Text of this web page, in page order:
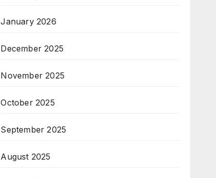
January 2026
December 2025
November 2025
October 2025
September 2025
August 2025